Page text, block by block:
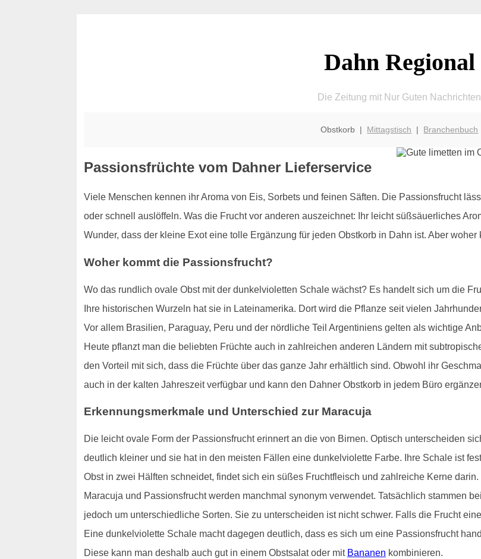
Dahn Regional
Die Zeitung mit Nur Guten Nachrichten
Obstkorb | Mittagstisch | Branchenbuch
Passionsfrüchte vom Dahner Lieferservice
Viele Menschen kennen ihr Aroma von Eis, Sorbets und feinen Säften. Die Passionsfrucht
oder schnell auslöffeln. Was die Frucht vor anderen auszeichnet: Ihr leicht süßsäuerliches
Wunder, dass der kleine Exot eine tolle Ergänzung für jeden Obstkorb in Dahn ist. Aber
Woher kommt die Passionsfrucht?
Wo das rundlich ovale Obst mit der dunkelvioletten Schale wächst? Es handelt sich um die
Ihre historischen Wurzeln hat sie in Lateinamerika. Dort wird die Pflanze seit vielen
Vor allem Brasilien, Paraguay, Peru und der nördliche Teil Argentiniens gelten als wichtige
Heute pflanzt man die beliebten Früchte auch in zahlreichen anderen Ländern mit
den Vorteil mit sich, dass die Früchte über das ganze Jahr erhältlich sind. Obwohl ihr
auch in der kalten Jahreszeit verfügbar und kann den Dahner Obstkorb in jedem Büro
Erkennungsmerkmale und Unterschied zur Maracuja
Die leicht ovale Form der Passionsfrucht erinnert an die von Birnen. Optisch unterscheiden
deutlich kleiner und sie hat in den meisten Fällen eine dunkelviolette Farbe. Ihre Schale ist
Obst in zwei Hälften schneidet, findet sich ein süßes Fruchtfleisch und zahlreiche Kerne darin.
Maracuja und Passionsfrucht werden manchmal synonym verwendet. Tatsächlich stammen
jedoch um unterschiedliche Sorten. Sie zu unterscheiden ist nicht schwer. Falls die Frucht
Eine dunkelviolette Schale macht dagegen deutlich, dass es sich um eine Passionsfrucht
Diese kann man deshalb auch gut in einem Obstsalat oder mit Bananen kombinieren.